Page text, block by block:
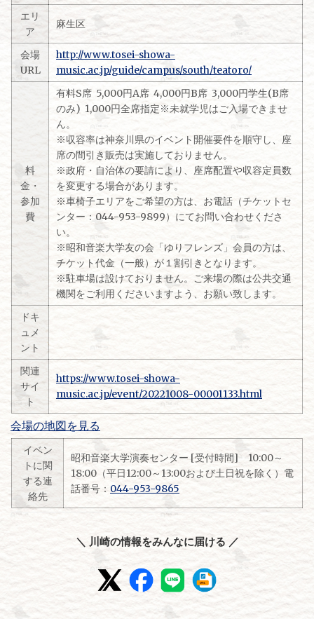
エリ
ア
麻生区
会場
URL
http://www.tosei-showa-
music.ac.jp/guide/campus/south/teatoro/
料
金・
参加
費
有料S席 5,000円A席 4,000円B席 3,000円学生(B席
のみ) 1,000円全席指定※未就学児はご入場できませ
ん。
※収容率は神奈川県のイベント開催要件を順守し、座
席の間引き販売は実施しておりません。
※政府・自治体の要請により、座席配置や収容定員数
を変更する場合があります。
※車椅子エリアをご希望の方は、お電話（チケットセ
ンター：044-953-9899）にてお問い合わせくださ
い。
※昭和音楽大学友の会「ゆりフレンズ」会員の方は、
チケット代金（一般）が１割引きとなります。
※駐車場は設けておりません。ご来場の際は公共交通
機関をご利用くださいますよう、お願い致します。
ドキ
ュメ
ント
関連
サイ
ト
https://www.tosei-showa-
music.ac.jp/event/20221008-00001133.html
会場の地図を見る
イベン
トに関
する連
絡先
昭和音楽大学演奏センター [受付時間] 10:00～
18:00（平日12:00～13:00および土日祝を除く）電
話番号： 044-953-9865
＼ 川崎の情報をみんなに届ける ／